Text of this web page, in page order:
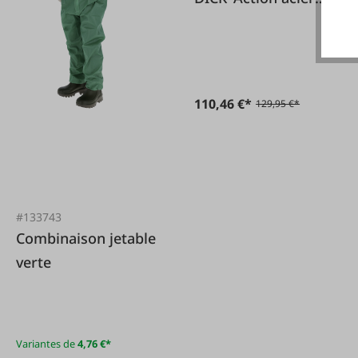
#133743
Combinaison jetable
verte
Variantes de4,76 €*
110,46 €* 129,95 €*